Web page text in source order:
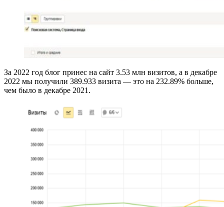
За 2022 год блог принес на сайт 3.53 млн визитов, а в декабре
2022 мы получили 389.933 визита — это на 232.89% больше,
чем было в декабре 2021.